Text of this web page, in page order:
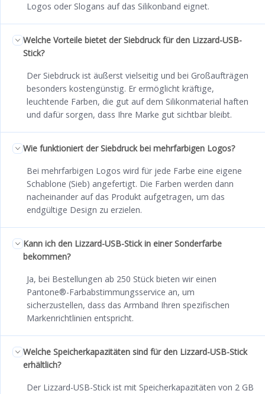
Logos oder Slogans auf das Silikonband eignet.
Welche Vorteile bietet der Siebdruck für den Lizzard-USB-
Stick?
Der Siebdruck ist äußerst vielseitig und bei Großaufträgen
besonders kostengünstig. Er ermöglicht kräftige,
leuchtende Farben, die gut auf dem Silikonmaterial haften
und dafür sorgen, dass Ihre Marke gut sichtbar bleibt.
Wie funktioniert der Siebdruck bei mehrfarbigen Logos?
Bei mehrfarbigen Logos wird für jede Farbe eine eigene
Schablone (Sieb) angefertigt. Die Farben werden dann
nacheinander auf das Produkt aufgetragen, um das
endgültige Design zu erzielen.
Kann ich den Lizzard-USB-Stick in einer Sonderfarbe
bekommen?
Ja, bei Bestellungen ab 250 Stück bieten wir einen
Pantone®-Farbabstimmungsservice an, um
sicherzustellen, dass das Armband Ihren spezifischen
Markenrichtlinien entspricht.
Welche Speicherkapazitäten sind für den Lizzard-USB-Stick
erhältlich?
Der Lizzard-USB-Stick ist mit Speicherkapazitäten von 2 GB